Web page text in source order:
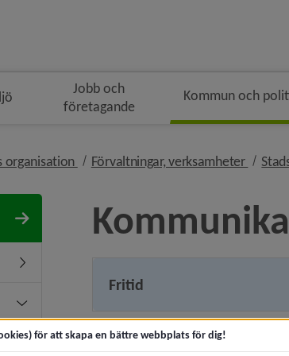
Jobb och
företagande
Kommun och
organisation nivå i brödsmulenavigeringen
Förvaltningar, verksamheter nivå i
Undermeny för Kommunfakta
Undermeny för Kommunens organisation
Fritid
För- och grundskola
för att skapa en bättre webbplats för dig!